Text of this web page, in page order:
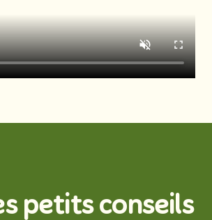
petits conseils